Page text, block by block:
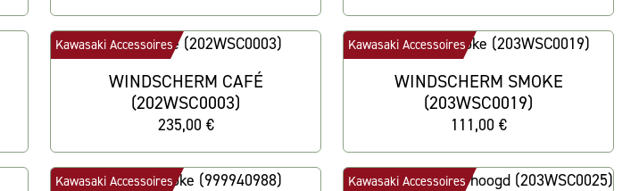
Kawasaki Accessoires
WINDSCHERM CAFÉ
(202WSC0003)
235,00 €
Kawasaki Accessoires
WINDSCHERM SMOKE
(203WSC0019)
111,00 €
Kawasaki Accessoires Kawasaki Accessoires